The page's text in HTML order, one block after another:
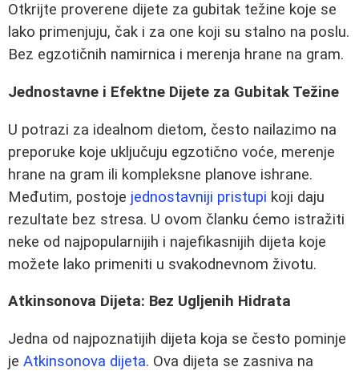
Otkrijte proverene dijete za gubitak težine koje se
lako primenjuju, čak i za one koji su stalno na poslu.
Bez egzotičnih namirnica i merenja hrane na gram.
Jednostavne i Efektne Dijete za Gubitak Težine
U potrazi za idealnom dietom, često nailazimo na
preporuke koje uključuju egzotično voće, merenje
hrane na gram ili kompleksne planove ishrane.
Međutim, postoje jednostavniji pristupi koji daju
rezultate bez stresa. U ovom članku ćemo istražiti
neke od najpopularnijih i najefikasnijih dijeta koje
možete lako primeniti u svakodnevnom životu.
Atkinsonova Dijeta: Bez Ugljenih Hidrata
Jedna od najpoznatijih dijeta koja se često pominje
je Atkinsonova dijeta. Ova dijeta se zasniva na